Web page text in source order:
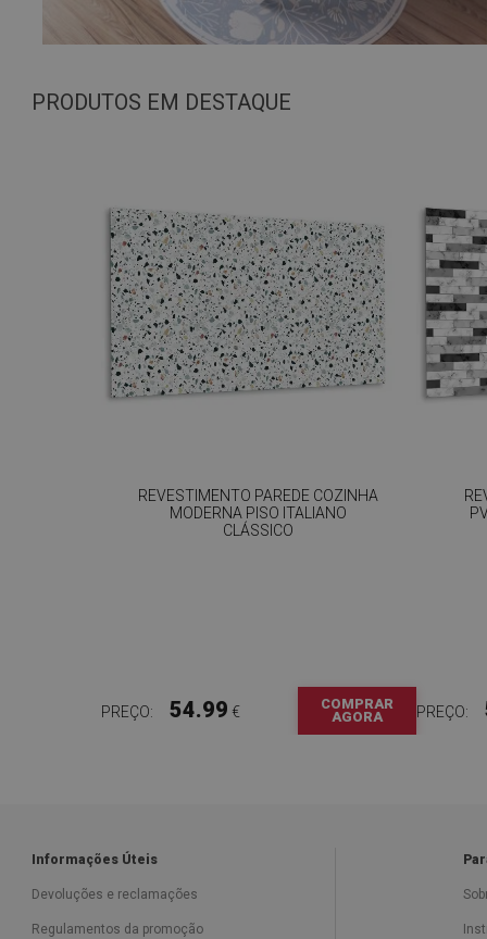
PRODUTOS EM DESTAQUE
REVESTIMENTO PAREDE COZINHA
MODERNA PISO ITALIANO
CLÁSSICO
PREÇO: 54.99 €
COMPRAR
AGORA
PREÇO:
Informações Úteis
Devoluções e reclamações
Regulamentos da promoção